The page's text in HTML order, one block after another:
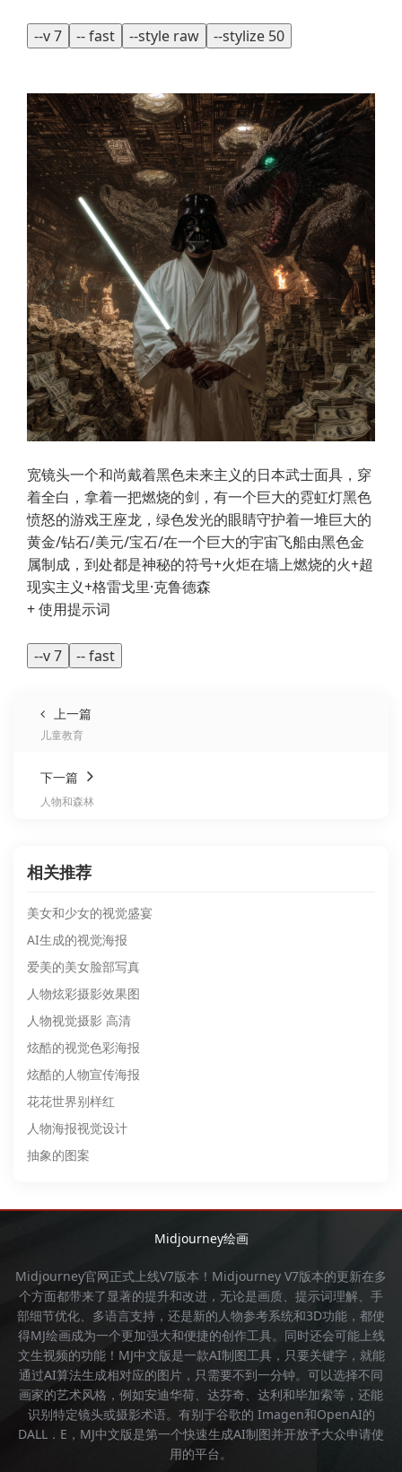
--v 7 -- fast --style raw --stylize 50
宽镜头一个和尚戴着黑色未来主义的日本武士面具，穿
着全白，拿着一把燃烧的剑，有一个巨大的霓虹灯黑色
愤怒的游戏王座龙，绿色发光的眼睛守护着一堆巨大的
黄金/钻石/美元/宝石/在一个巨大的宇宙飞船由黑色金
属制成，到处都是神秘的符号+火炬在墙上燃烧的火+超
现实主义+格雷戈里·克鲁德森
+ 使用提示词
--v 7 -- fast
上一篇
儿童教育
下一篇
人物和森林
相关推荐
美女和少女的视觉盛宴
AI生成的视觉海报
爱美的美女脸部写真
人物炫彩摄影效果图
人物视觉摄影 高清
炫酷的视觉色彩海报
炫酷的人物宣传海报
花花世界别样红
人物海报视觉设计
抽象的图案
Midjourney绘画
Midjourney官网正式上线V7版本！ Midjourney V7版本的更新在多
个方面都带来了显著的提升和改进，无论是画质、提示词理解、手
部细节优化、多语言支持，还是新的人物参考系统和3D功能，都使
得MJ绘画成为一个更加强大和便捷的创作工具。同时还会可能上线
文生视频的功能！ MJ中文版是一款AI制图工具，只要关键字，就能
通过AI算法生成相对应的图片，只需要不到一分钟。可以选择不同
画家的艺术风格，例如安迪华荷、达芬奇、达利和毕加索等，还能
识别特定镜头或摄影术语。有别于谷歌的 Imagen和OpenAI的
DALL．E， MJ中文版是第一个快速生成AI制图并开放予大众申请使
用的平台。